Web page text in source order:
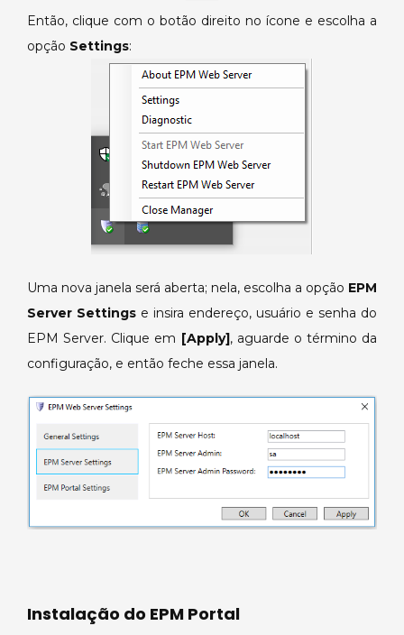
Então, clique com o botão direito no ícone e escolha a
opção Settings:
Uma nova janela será aberta; nela, escolha a opção EPM
Server Settings e insira endereço, usuário e senha do
EPM Server. Clique em [Apply], aguarde o término da
configuração, e então feche essa janela.
Instalação do EPM Portal